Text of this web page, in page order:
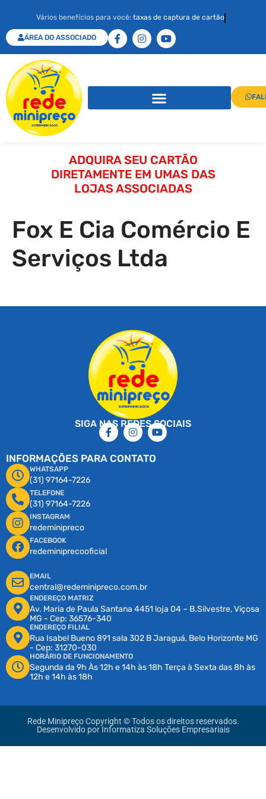
Vários benefícios para você: taxas de captura de cartão
ÁREA DO ASSOCIADO
ADQUIRA SEU CARTÃO
DIRETAMENTE EM UMAS DAS
LOJAS ASSOCIADAS
Fox E Cia Comércio E
Serviços Ltda
SIGA NAS REDES SOCIAIS
INFORMAÇÕES PARA CONTATO
WHATSAPP
(31) 97164-7226
TELEFONE
(31) 97164-7226
INSTAGRAM
redeminipreco
FACEBOOK
redeminiprecooficial
EMAIL
central@redeminipreco.com.br
ENDEREÇO MATRIZ
Av. Maria de Paula Santana 4451 loja 04 – B.Silvestre, Viçosa
MG - Cep: 36576-340
ENDEREÇO FILIAL
Rua Isabel Bueno 891 sala 302 B Jaraguá, Belo Horizonte MG
- Cep: 31270-030
HORÁRIO DE FUNCIONAMENTO
Segunda da 9h Às 12h e 14h às 18h Terça à Sexta das 8h às
12h e 14h às 18h
Rede Minipreço Copyright © Todos os direitos reservados.
Desenvolvido por Informatiza Soluções Empresariais